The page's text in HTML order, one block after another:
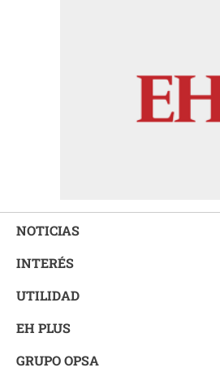
NOTICIAS
INTERÉS
UTILIDAD
EH PLUS
GRUPO OPSA